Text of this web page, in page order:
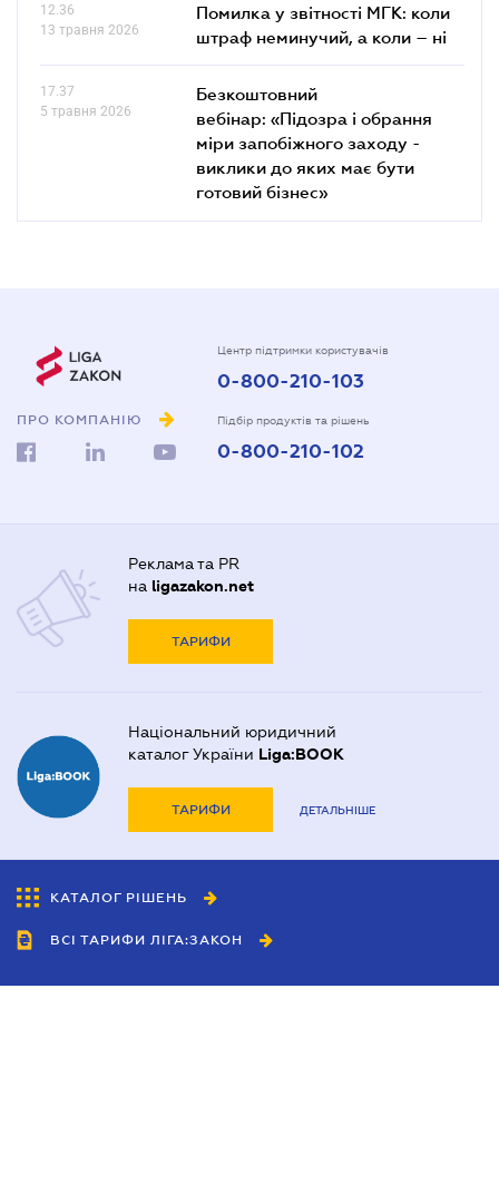
12.36
13 травня 2026
Помилка у звітності МГК: коли
штраф неминучий, а коли – ні
17.37
5 травня 2026
Безкоштовний
вебінар: «Підозра і обрання
міри запобіжного заходу -
виклики до яких має бути
готовий бізнес»
ПРО КОМПАНІЮ
Центр підтримки користувачів
0-800-210-103
Підбір продуктів та рішень
0-800-210-102
Реклама та PR
на ligazakon.net
ТАРИФИ
Національний юридичний
каталог України Liga:BOOK
ТАРИФИ ДЕТАЛЬНІШЕ
КАТАЛОГ РІШЕНЬ
ВСІ ТАРИФИ ЛІГА:ЗАКОН